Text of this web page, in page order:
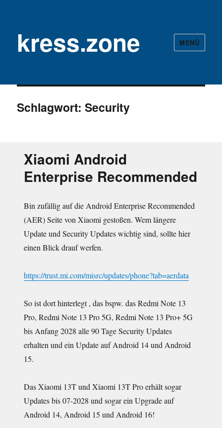
kress.zone MENÜ
Schlagwort:Security
Xiaomi Android
Enterprise Recommended
Bin zufällig auf die Android Enterprise Recommended
(AER) Seite von Xiaomi gestoßen. Wem längere
Update und Security Updates wichtig sind, sollte hier
einen Blick drauf werfen.
https://trust.mi.com/misrc/updates/phone?tab=aerdata
So ist dort hinterlegt , das bspw. das Redmi Note 13
Pro, Redmi Note 13 Pro 5G, Redmi Note 13 Pro+ 5G
bis Anfang 2028 alle 90 Tage Security Updates
erhalten und ein Update auf Android 14 und Android
15.
Das Xiaomi 13T und Xiaomi 13T Pro erhält sogar
Updates bis 07-2028 und sogar ein Upgrade auf
Android 14, Android 15 und Android 16!